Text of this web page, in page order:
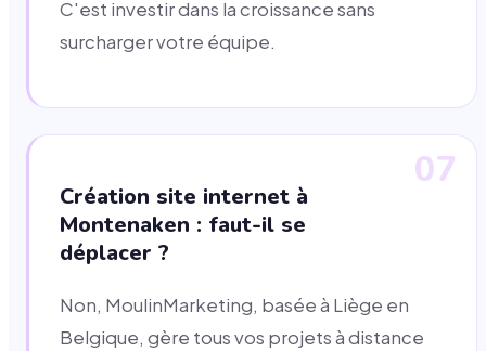
C'est investir dans la croissance sans
surcharger votre équipe.
07
Création site internet à
Montenaken : faut-il se
déplacer ?
Non, MoulinMarketing, basée à Liège en
Belgique, gère tous vos projets à distance